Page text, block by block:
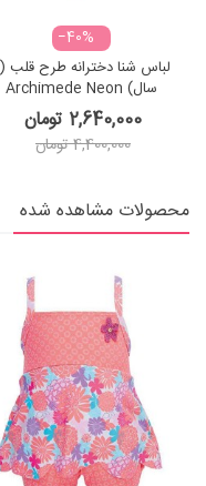
‎−40%
سال) Archimede Neon
Swimsuit
2,640,000 تومان
4,400,000 تومان
محصولات مشاهده شده